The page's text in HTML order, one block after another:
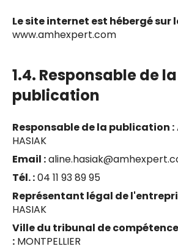
Le site internet est hébergé sur
www.amhexpert.com
1.4. Responsable de la
publication
Responsable de la publication :
HASIAK
Email :
Tél. :04 11 93 89 95
Représentant légal de
HASIAK
Ville du tribunal de
: MONTPELLIER